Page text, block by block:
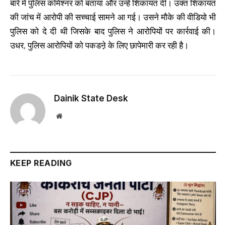
बारे में पुलिस कमिश्नर को बताया और उन्हें शिकायत दी। उक्त शिकायत
की जांच में आरोपी की सच्चाई सामने आ गई। उसने मौके की वीडियो भी
पुलिस को दे दी थी जिसके बाद पुलिस ने आरोपियों पर कार्रवाई की।
उधर, पुलिस आरोपियों को पकडऩ़े के लिए छापेमारी कर रही है।
Dainik State Desk
Website
KEEP READING